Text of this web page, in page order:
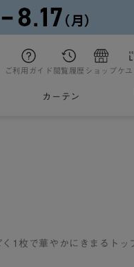
ご利用ガイド 閲覧履歴 ショップケ
カーテン
1枚で華やかにきまるトッ